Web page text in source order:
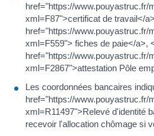
href="https://www.pouyastruc.fr/
xml=F87">certificat de travail</
href="https://www.pouyastruc.fr/
xml=F559"> fiches de paie</a>,
href="https://www.pouyastruc.fr/
xml=F2867">attestation Pôle
Les coordonnées bancaires
href="https://www.pouyastruc.fr/
xml=R11497">Relevé d'identité
recevoir l'allocation chômage si